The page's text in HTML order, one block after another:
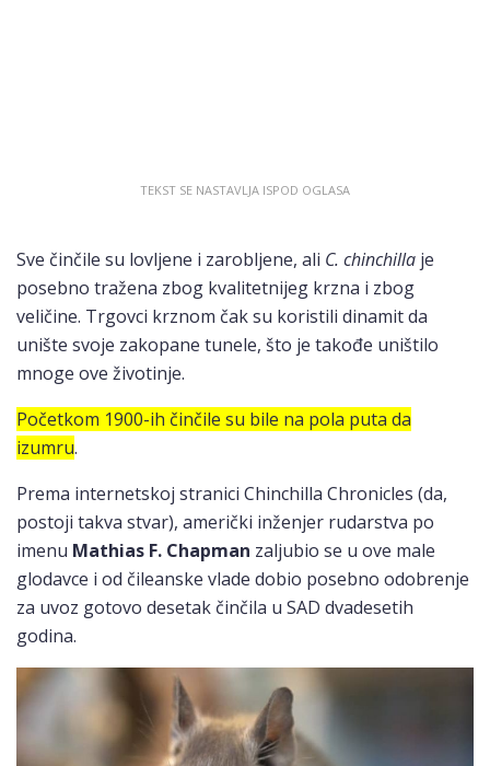
Sve činčile su lovljene i zarobljene, ali C. chinchilla je
posebno tražena zbog kvalitetnijeg krzna i zbog
veličine. Trgovci krznom čak su koristili dinamit da
unište svoje zakopane tunele, što je takođe uništilo
mnoge ove životinje.
Početkom 1900-ih činčile su bile na pola puta da
izumru.
Prema internetskoj stranici Chinchilla Chronicles (da,
postoji takva stvar), američki inženjer rudarstva po
imenu Mathias F. Chapman zaljubio se u ove male
glodavce i od čileanske vlade dobio posebno odobrenje
za uvoz gotovo desetak činčila u SAD dvadesetih
godina.